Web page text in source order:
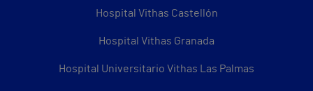
Hospital Vithas Castellón
Hospital Vithas Granada
Hospital Universitario Vithas Las Palmas